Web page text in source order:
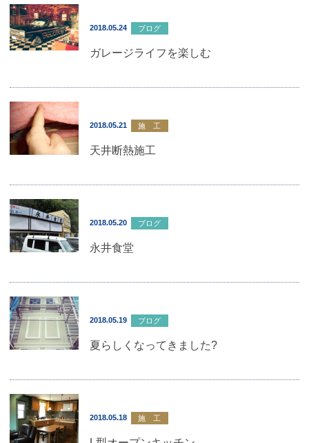
2018.05.24 ブログ
ガレージライフを楽しむ
2018.05.21 施 工
天井断熱施工
2018.05.20 ブログ
永井食堂
2018.05.19 ブログ
夏らしくなってきました?
2018.05.18 施 工